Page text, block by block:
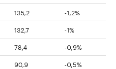
135,2
-1,2%
132,7
-1%
78,4
-0,9%
90,9
-0,5%